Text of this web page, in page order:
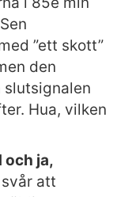
”ett skott”
den
slutsignalen
Hua, vilken
och ja,
att